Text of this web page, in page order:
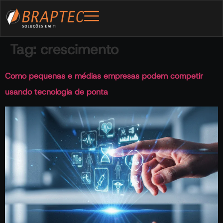
Tag: crescimento
Como pequenas e médias empresas podem competir
usando tecnologia de ponta